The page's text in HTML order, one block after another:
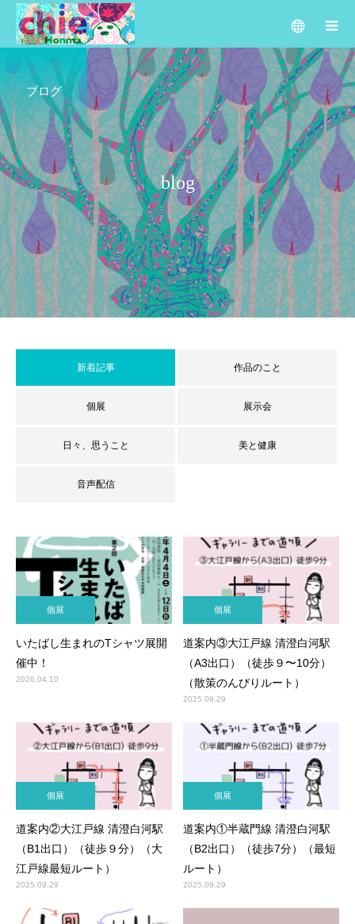
ブログ
blog
新着記事 作品のこと
個展 展示会
日々、思うこと 美と健康
音声配信
個展
いたばし生まれのTシャツ展開
催中！
2026.04.10
個展
道案内③大江戸線 清澄白河駅
（A3出口）（徒歩９〜10分）
（散策のんびりルート）
2025.09.29
個展
道案内②大江戸線 清澄白河駅
（B1出口）（徒歩９分）（大
江戸線最短ルート）
2025.09.29
個展
道案内①半蔵門線 清澄白河駅
（B2出口）（徒歩7分）（最短
ルート）
2025.09.29